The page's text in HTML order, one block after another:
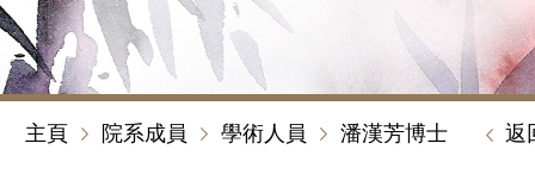
主頁 院系成員 學術人員 潘漢芳博士 返